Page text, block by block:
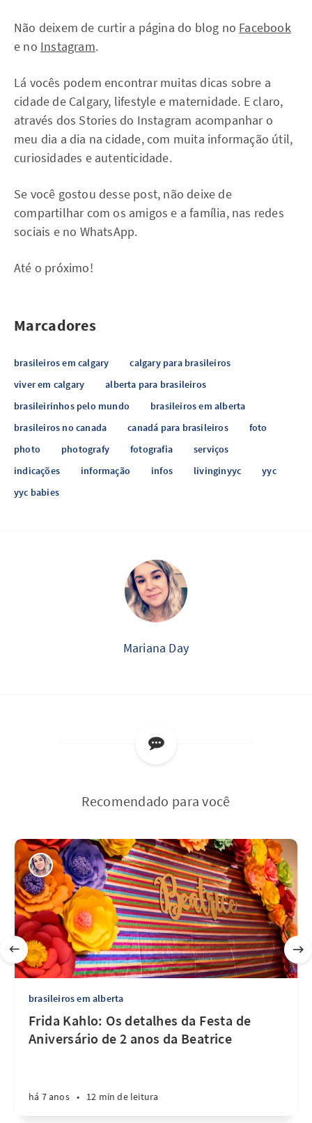
Não deixem de curtir a página do blog no Facebook
e no Instagram.
Lá vocês podem encontrar muitas dicas sobre a
cidade de Calgary, lifestyle e maternidade. E claro,
através dos Stories do Instagram acompanhar o
meu dia a dia na cidade, com muita informação útil,
curiosidades e autenticidade.
Se você gostou desse post, não deixe de
compartilhar com os amigos e a família, nas redes
sociais e no WhatsApp.
Até o próximo!
Marcadores
brasileiros em calgary
calgary para brasileiros
viver em calgary
alberta para brasileiros
brasileirinhos pelo mundo
brasileiros em alberta
brasileiros no canada
canadá para brasileiros
foto
photo
photografy fotografia
serviços
indicações
informação infos livinginyyc
yyc
yyc babies
Mariana Day
Recomendado para você
brasileiros em alberta
Frida Kahlo: Os detalhes da Festa de
Aniversário de 2 anos da Beatrice
há 7 anos • 12 min de leitura